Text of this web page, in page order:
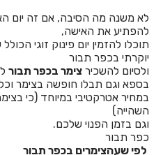
חדרים לפי שעה בבוסתן
חדרים לפי שעה בבורגתה
חדרים לפי שעה בבית
חדרים לפי שעה בבית אלפא
חדרים לפי שעה בבית ג'אן
לא משנה מה הסיבה, אם זה יום
להפתיע את האישה,
תוכלו להזמין יום פינוק זוגי
יוקרתי בכפר תבור
ולסיום להשכיר צימר בכפר תבור
בספא וגם תבלו חופשה בצימר
במחיר אטרקטיבי במיוחד (כי
השהייה)
וגם בזמן הפנוי שלכם.
כפר תבור
לפי שעהצימרים בכפר תבור